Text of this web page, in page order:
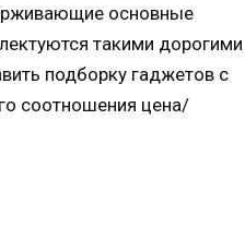
основные
такими дорогими
подборку гаджетов с
соотношения цена/